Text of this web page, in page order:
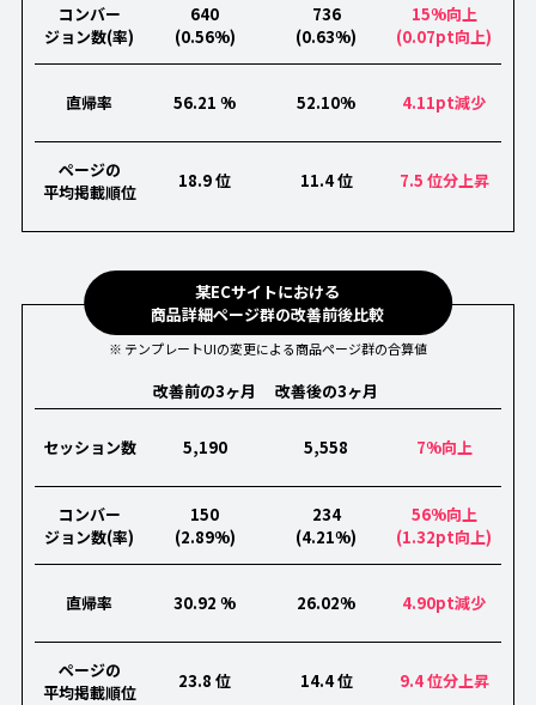
コンバー
ジョン数(率)
640
(0.56%)
736
(0.63%)
15%向上
(0.07pt向上)
直帰率 56.21 % 52.10% 4.11pt減少
ページの
平均掲載順位
18.9 位 11.4 位 7.5 位分上昇
某ECサイトにおける
商品詳細ページ群の改善前後比較
※ テンプレートUIの変更による商品ページ群の合算値
改善前の3ヶ月 改善後の3ヶ月
セッション数 5,190 5,558 7%向上
コンバー
ジョン数(率)
150
(2.89%)
234
(4.21%)
56%向上
(1.32pt向上)
直帰率 30.92 % 26.02% 4.90pt減少
ページの
平均掲載順位
23.8 位 14.4 位 9.4 位分上昇